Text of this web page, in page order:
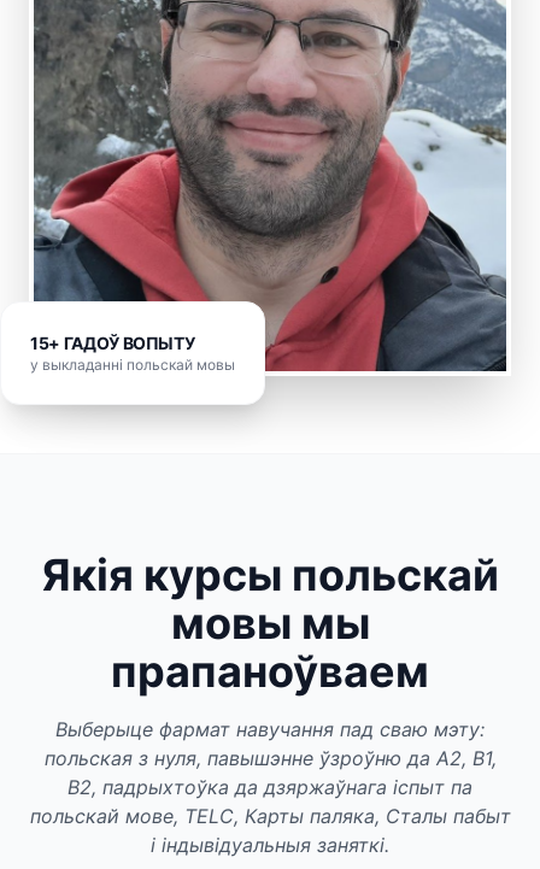
15+ ГАДОЎ ВОПЫТУ
у выкладанні польскай мовы
Якія курсы польскай
мовы мы
прапаноўваем
Выберыце фармат навучання пад сваю мэту:
польская з нуля, павышэнне ўзроўню да A2, B1,
B2, падрыхтоўка да дзяржаўнага іспыт па
польскай мове, TELC, Карты паляка, Сталы пабыт
і індывідуальныя заняткі.